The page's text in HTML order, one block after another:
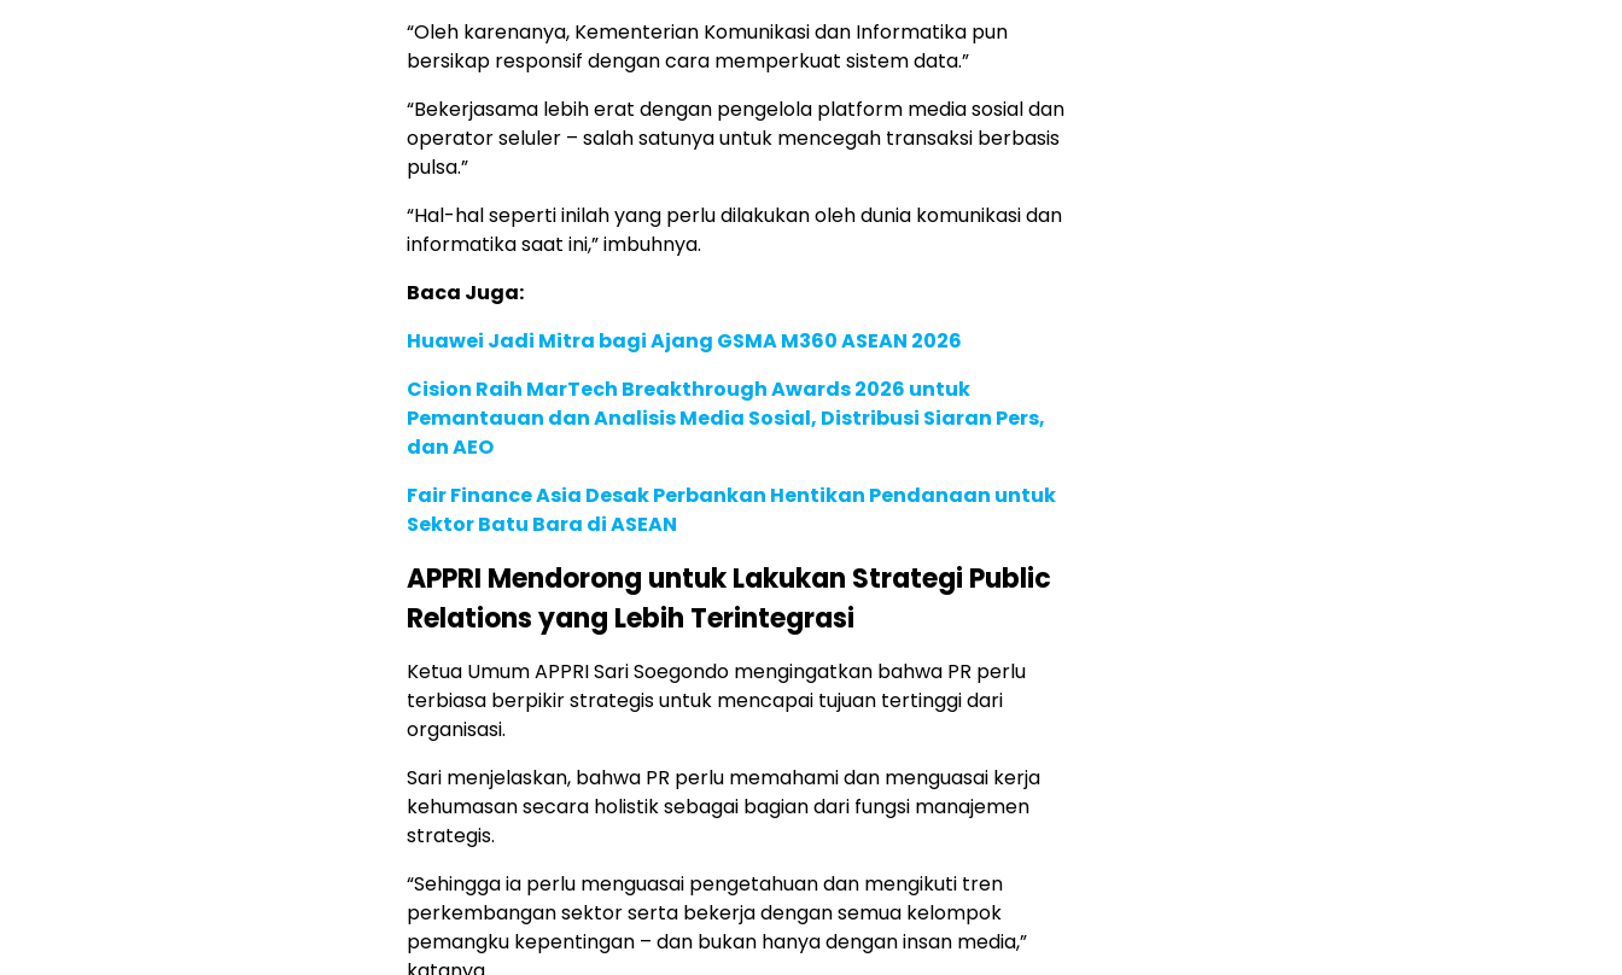
“Oleh karenanya, Kementerian Komunikasi dan Informatika pun
bersikap responsif dengan cara memperkuat sistem data.”
“Bekerjasama lebih erat dengan pengelola platform media sosial dan
operator seluler – salah satunya untuk mencegah transaksi berbasis
pulsa.”
“Hal-hal seperti inilah yang perlu dilakukan oleh dunia komunikasi dan
informatika saat ini,” imbuhnya.
Baca Juga:
Huawei Jadi Mitra bagi Ajang GSMA M360 ASEAN 2026
Cision Raih MarTech Breakthrough Awards 2026 untuk
Pemantauan dan Analisis Media Sosial, Distribusi Siaran Pers,
dan AEO
Fair Finance Asia Desak Perbankan Hentikan Pendanaan untuk
Sektor Batu Bara di ASEAN
APPRI Mendorong untuk Lakukan Strategi Public
Relations yang Lebih Terintegrasi
Ketua Umum APPRI Sari Soegondo mengingatkan bahwa PR perlu
terbiasa berpikir strategis untuk mencapai tujuan tertinggi dari
organisasi.
Sari menjelaskan, bahwa PR perlu memahami dan menguasai kerja
kehumasan secara holistik sebagai bagian dari fungsi manajemen
strategis.
“Sehingga ia perlu menguasai pengetahuan dan mengikuti tren
perkembangan sektor serta bekerja dengan semua kelompok
pemangku kepentingan – dan bukan hanya dengan insan media,”